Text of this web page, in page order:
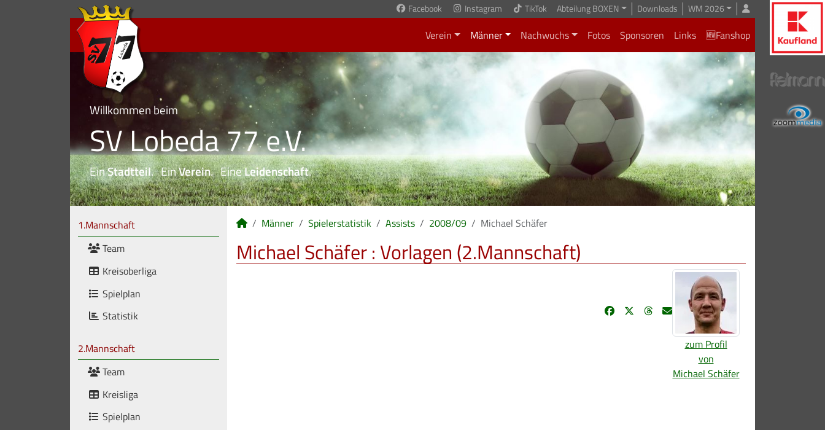
Facebook Instagram TikTok Abteilung BOXEN Downloads WM 2026
Verein Männer Nachwuchs Fotos Sponsoren Links 🆕Fanshop
Willkommen beim
SV Lobeda 77 e.V.
EinStadtteil. EinVerein. EineLeidenschaft.
1.Mannschaft
Team
Kreisoberliga
Spielplan
Statistik
2.Mannschaft
Team
Kreisliga
Spielplan
Männer Spielerstatistik Assists 2008/09 Michael Schäfer
Michael Schäfer : Vorlagen (2.Mannschaft)
zum Profil
von
Michael Schäfer